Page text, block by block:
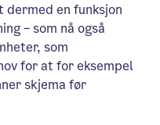
en funksjon
– som nå også
som
for at for eksempel
skjema før